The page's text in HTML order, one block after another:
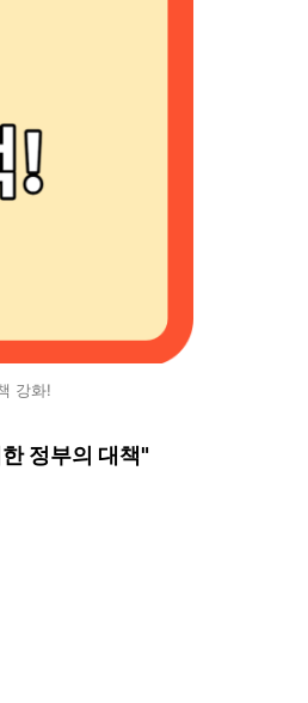
강화!
정부의 대책"